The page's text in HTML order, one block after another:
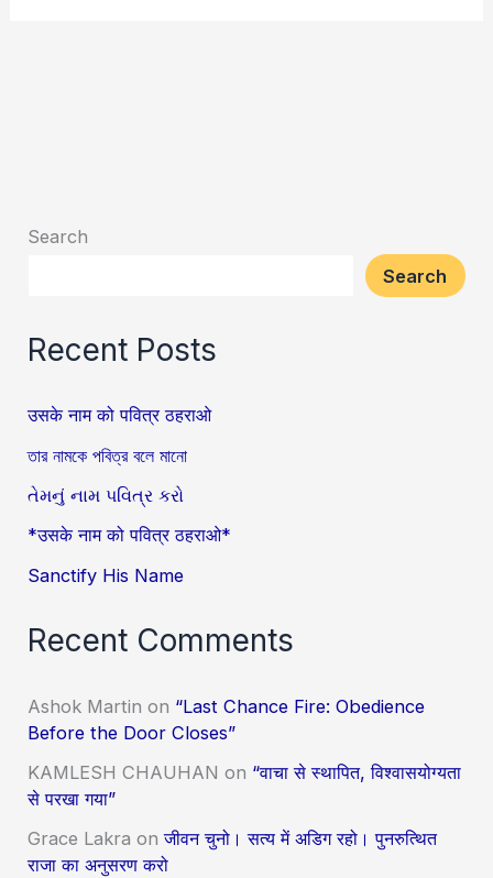
Search
Search
Recent Posts
उसके नाम को पवित्र ठहराओ
তার নামকে পবিত্র বলে মানো
તેમનું નામ પવિત્ર કરો
*उसके नाम को पवित्र ठहराओ*
Sanctify His Name
Recent Comments
Ashok Martin on “Last Chance Fire: Obedience
Before the Door Closes”
KAMLESH CHAUHAN on “वाचा से स्थापित, विश्वासयोग्यता
से परखा गया”
Grace Lakra onजीवन चुनो। सत्य में अडिग रहो। पुनरुत्थित
राजा का अनुसरण करो